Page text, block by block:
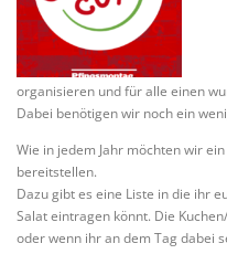
organisieren und für alle einen
Dabei benötigen wir noch ein
Wie in jedem Jahr möchten wir
bereitstellen.
Dazu gibt es eine Liste in die ihr
Salat eintragen könnt. Die
oder wenn ihr an dem Tag dabei